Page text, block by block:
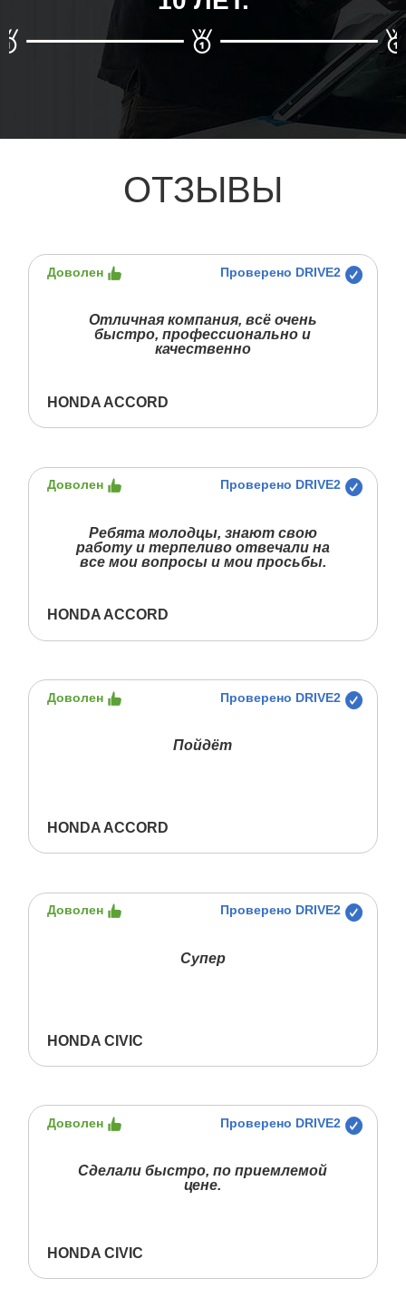
ОТЗЫВЫ
Доволен Проверено DRIVE2
Отличная компания, всё очень
быстро, профессионально и
качественно
HONDA ACCORD
Доволен Проверено DRIVE2
Ребята молодцы, знают свою
работу и терпеливо отвечали на
все мои вопросы и мои просьбы.
HONDA ACCORD
Доволен Проверено DRIVE2
Пойдёт
HONDA ACCORD
Доволен Проверено DRIVE2
Супер
HONDA CIVIC
Доволен Проверено DRIVE2
Сделали быстро, по приемлемой
цене.
HONDA CIVIC